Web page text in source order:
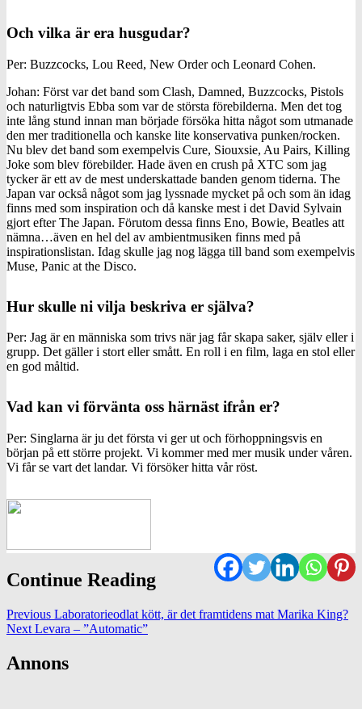
Och vilka är era husgudar?
Per: Buzzcocks, Lou Reed, New Order och Leonard Cohen.
Johan: Först var det band som Clash, Damned, Buzzcocks, Pistols
och naturligtvis Ebba som var de största förebilderna. Men det tog
inte lång stund innan man började försöka hitta något som utmanade
den mer traditionella och kanske lite konservativa punken/rocken.
Nu blev det band som exempelvis Cure, Siouxsie, Au Pairs, Killing
Joke som blev förebilder. Hade även en crush på XTC som jag
tycker är ett av de mest underskattade banden genom tiderna. The
Japan var också något som jag lyssnade mycket på och som än idag
finns med som inspiration och då kanske mest i det David Sylvain
gjort efter The Japan. Förutom dessa finns Eno, Bowie, Beatles att
nämna…även en hel del av ambientmusiken finns med på
inspirationslistan. Idag skulle jag nog lägga till band som exempelvis
Muse, Panic at the Disco.
Hur skulle ni vilja beskriva er själva?
Per: Jag är en människa som trivs när jag får skapa saker, själv eller i
grupp. Det gäller i stort eller smått. En roll i en film, laga en stol eller
en god måltid.
Vad kan vi förvänta oss härnäst ifrån er?
Per: Singlarna är ju det första vi ger ut och förhoppningsvis en
början på ett större projekt. Vi kommer med mer musik under våren.
Vi får se vart det landar. Vi försöker hitta vår röst.
Continue Reading
Previous Laboratorieodlat kött, är det framtidens mat Marika King?
Next Levara – ”Automatic”
Annons